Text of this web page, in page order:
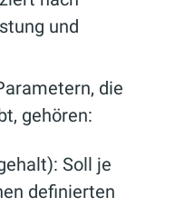
und
die
gehören:
Soll je
definierten